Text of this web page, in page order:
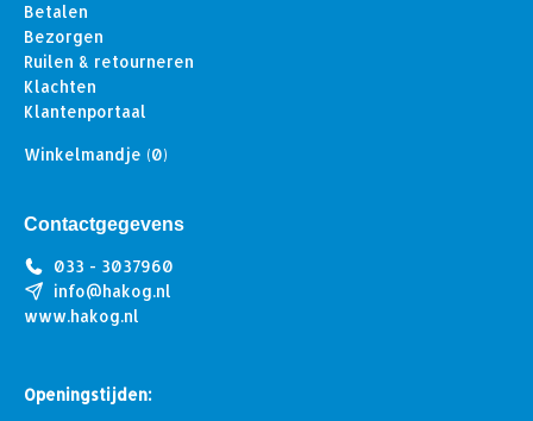
Betalen
Bezorgen
Ruilen & retourneren
Klachten
Klantenportaal
Winkelmandje (0)
Contactgegevens
033 - 3037960
info@hakog.nl
www.hakog.nl
Openingstijden: